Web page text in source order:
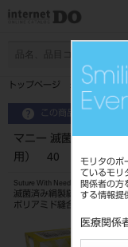
モリタのポ
ているモリ
関係者の方
する情報提
医療関係
トップページ マニー 滅
この商品に関するお問
マニー 滅菌済針付縫
用） 40
Suture With Needle
滅菌済み絹製縫合糸
ポリアミド縫合糸